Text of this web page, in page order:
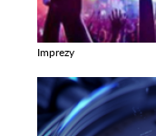
Imprezy